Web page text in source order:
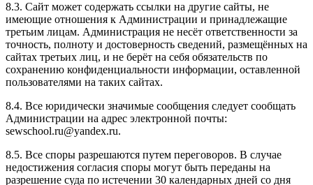
8.3. Сайт может содержать ссылки на другие сайты, не
имеющие отношения к Администрации и принадлежащие
третьим лицам. Администрация не несёт ответственности за
точность, полноту и достоверность сведений, размещённых на
сайтах третьих лиц, и не берёт на себя обязательств по
сохранению конфиденциальности информации, оставленной
пользователями на таких сайтах.
8.4. Все юридически значимые сообщения следует сообщать
Администрации на адрес электронной почты:
sewschool.ru@yandex.ru.
8.5. Все споры разрешаются путем переговоров. В случае
недостижения согласия споры могут быть переданы на
разрешение суда по истечении 30 календарных дней со дня